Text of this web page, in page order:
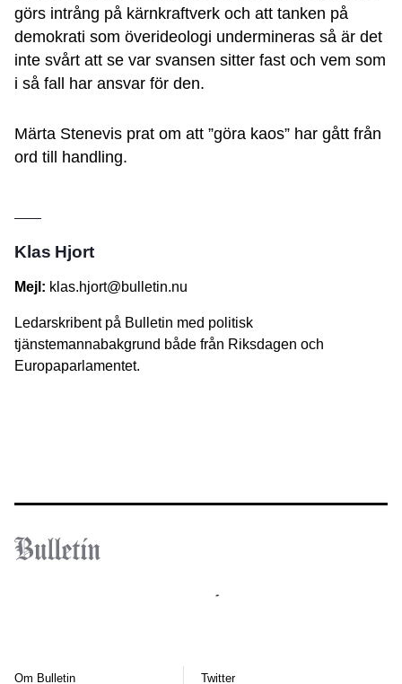
görs intrång på kärnkraftverk och att tanken på
demokrati som överideologi undermineras så är det
inte svårt att se var svansen sitter fast och vem som
i så fall har ansvar för den.
Märta Stenevis prat om att ”göra kaos” har gått från
ord till handling.
Klas Hjort
Mejl: klas.hjort@bulletin.nu
Ledarskribent på Bulletin med politisk
tjänstemannabakgrund både från Riksdagen och
Europaparlamentet.
Om Bulletin Twitter